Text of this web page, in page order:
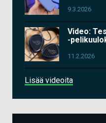
9.3.2026
Video:
-
11.2.2026
Lisää videoita